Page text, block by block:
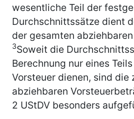
wesentliche Teil der
Durchschnittssätze dient
der gesamten
3Soweit die
Berechnung nur eines
Vorsteuer dienen, sind die
abziehbaren
2 UStDV besonders